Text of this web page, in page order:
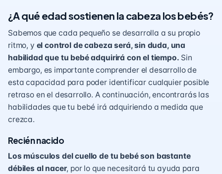
¿A qué edad sostienen la cabeza los bebés?
Sabemos que cada pequeño se desarrolla a su propio
ritmo, y el control de cabeza será, sin duda, una
habilidad que tu bebé adquirirá con el tiempo. Sin
embargo, es importante comprender el desarrollo de
esta capacidad para poder identificar cualquier posible
retraso en el desarrollo. A continuación, encontrarás las
habilidades que tu bebé irá adquiriendo a medida que
crezca.
Recién nacido
Los músculos del cuello de tu bebé son bastante
débiles al nacer, por lo que necesitará tu ayuda para